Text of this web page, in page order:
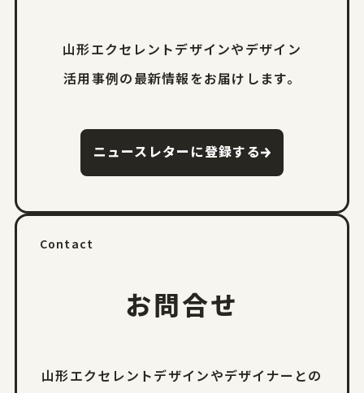
山形エクセレントデザインやデザイン
活用事例の最新情報をお届けします。
ニュースレターに登録する
Contact
お問合せ
山形エクセレントデザインやデザイナーとの